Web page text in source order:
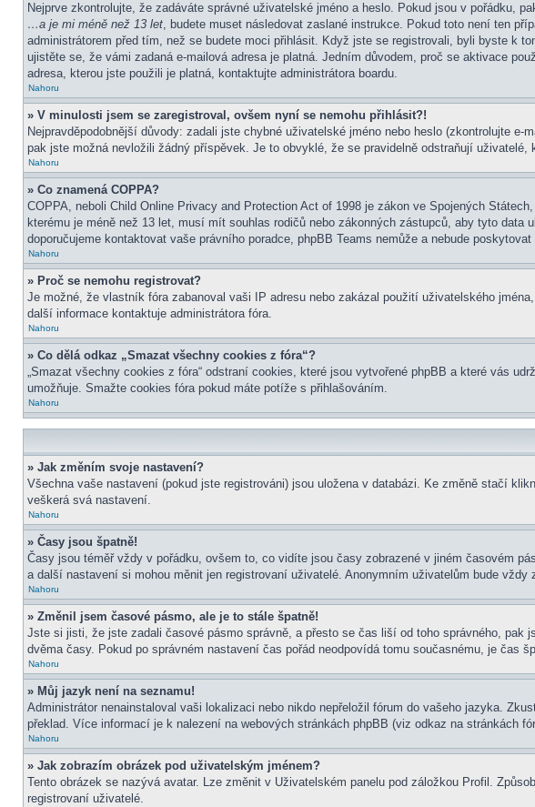
Nejprve zkontrolujte, že zadáváte správné uživatelské jméno a heslo. Pokud jsou v pořádku,
…a je mi méně než 13 let, budete muset následovat zaslané instrukce. Pokud toto není ten
administrátorem před tím, než se budete moci přihlásit. Když jste se registrovali, byli byste k
ujistěte se, že vámi zadaná e-mailová adresa je platná. Jedním důvodem, proč se aktivace
adresa, kterou jste použili je platná, kontaktujte administrátora boardu.
Nahoru
» V minulosti jsem se zaregistroval, ovšem nyní se nemohu přihlásit?!
Nejpravděpodobnější důvody: zadali jste chybné uživatelské jméno nebo heslo (zkontrolujte
pak jste možná nevložili žádný příspěvek. Je to obvyklé, že se pravidelně odstraňují
Nahoru
» Co znamená COPPA?
COPPA, neboli Child Online Privacy and Protection Act of 1998 je zákon ve Spojených
kterému je méně než 13 let, musí mít souhlas rodičů nebo zákonných zástupců, aby tyto
doporučujeme kontaktovat vaše právního poradce, phpBB Teams nemůže a nebude
Nahoru
» Proč se nemohu registrovat?
Je možné, že vlastník fóra zabanoval vaši IP adresu nebo zakázal použití uživatelského
další informace kontaktuje administrátora fóra.
Nahoru
» Co dělá odkaz „Smazat všechny cookies z fóra“?
„Smazat všechny cookies z fóra“ odstraní cookies, které jsou vytvořené phpBB a které vás
umožňuje. Smažte cookies fóra pokud máte potíže s přihlašováním.
Nahoru
» Jak změním svoje nastavení?
Všechna vaše nastavení (pokud jste registrováni) jsou uložena v databázi. Ke změně stačí
veškerá svá nastavení.
Nahoru
» Časy jsou špatně!
Časy jsou téměř vždy v pořádku, ovšem to, co vidíte jsou časy zobrazené v jiném časovém
a další nastavení si mohou měnit jen registrovaní uživatelé. Anonymním uživatelům bude vždy
Nahoru
» Změnil jsem časové pásmo, ale je to stále špatně!
Jste si jisti, že jste zadali časové pásmo správně, a přesto se čas liší od toho správného,
dvěma časy. Pokud po správném nastavení čas pořád neodpovídá tomu současnému, je čas
Nahoru
» Můj jazyk není na seznamu!
Administrátor nenainstaloval vaši lokalizaci nebo nikdo nepřeložil fórum do vašeho jazyka.
překlad. Více informací je k nalezení na webových stránkách phpBB (viz odkaz na stránkách
Nahoru
» Jak zobrazím obrázek pod uživatelským jménem?
Tento obrázek se nazývá avatar. Lze změnit v Uživatelském panelu pod záložkou Profil.
registrovaní uživatelé.